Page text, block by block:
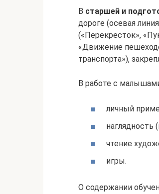
В старшей и
дороге (осевая
(«Перекресток»,
«Движение
транспорта»),
В работе с
личный
наглядность
чтение
игры.
О содержании